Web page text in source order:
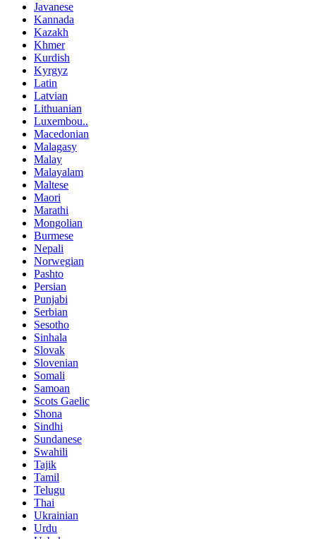
Javanese
Kannada
Kazakh
Khmer
Kurdish
Kyrgyz
Latin
Latvian
Lithuanian
Luxembou..
Macedonian
Malagasy
Malay
Malayalam
Maltese
Maori
Marathi
Mongolian
Burmese
Nepali
Norwegian
Pashto
Persian
Punjabi
Serbian
Sesotho
Sinhala
Slovak
Slovenian
Somali
Samoan
Scots Gaelic
Shona
Sindhi
Sundanese
Swahili
Tajik
Tamil
Telugu
Thai
Ukrainian
Urdu